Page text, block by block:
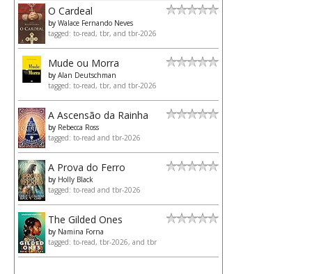
O Cardeal
by Walace Fernando Neves
tagged: to-read, tbr, and tbr-2026
Mude ou Morra
by Alan Deutschman
tagged: to-read, tbr, and tbr-2026
A Ascensão da Rainha
by Rebecca Ross
tagged: to-read and tbr-2026
A Prova do Ferro
by Holly Black
tagged: to-read and tbr-2026
The Gilded Ones
by Namina Forna
tagged: to-read, tbr-2026, and tbr